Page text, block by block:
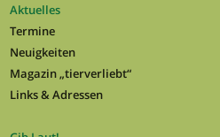
Aktuelles
Termine
Neuigkeiten
Magazin „tierverliebt“
Links & Adressen